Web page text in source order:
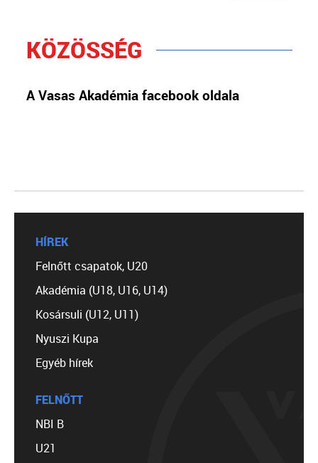
KÖZÖSSÉG
A Vasas Akadémia facebook oldala
HÍREK
Felnőtt csapatok, U20
Akadémia (U18, U16, U14)
Kosársuli (U12, U11)
Nyuszi Kupa
Egyéb hírek
FELNŐTT
NBI B
U21